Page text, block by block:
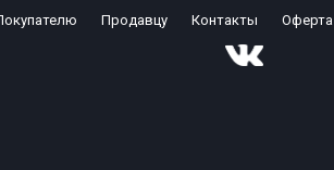
Продавцу Контакты Оферта